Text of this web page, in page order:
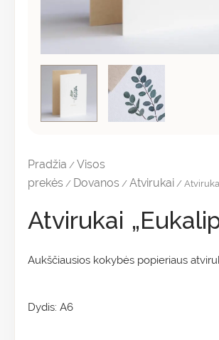
Pradžia /Visos
prekės / Dovanos /Atvirukai /
Atvirukai
Aukščiausios kokybės popieriaus
Dydis: A6